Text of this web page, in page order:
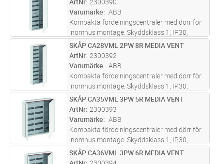
RAL 9016, kapsling och dörr i plåt
ArtNr 2300390
Varumärke
ABB
Kompakta fördelningscentraler med dörr för
inomhus montage. Skyddsklass 1, IP30,
tillämpliga standarder: EN 61439 -1, EN
61439-3, Märkström 125 A, pulverlackerad, i
RAL 9016, kapsling och dörr i plåt
ST Lägg i kundvagn
SKÅP CA28VML 2PW 8R MEDIA VENT
ArtNr 2300392
Varumärke
ABB
Kompakta fördelningscentraler med dörr för
inomhus montage. Skyddsklass 1, IP30,
tillämpliga standarder: EN 61439 -1, EN
61439-3, Märkström 125 A, pulverlackerad, i
RAL 9016, kapsling och dörr i plåt
ST Lägg i kundvagn
SKÅP CA35VML 3PW 5R MEDIA VENT
ArtNr 2300393
Varumärke
ABB
Kompakta fördelningscentraler med dörr för
inomhus montage. Skyddsklass 1, IP30,
tillämpliga standarder: EN 61439 -1, EN
61439-3, Märkström 125 A, pulverlackerad, i
ST Lägg i kundvagn
SKÅP CA36VML 3PW 6R MEDIA VENT